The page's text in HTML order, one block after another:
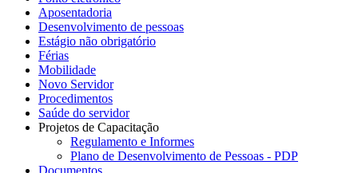
Aposentadoria
Desenvolvimento de pessoas
Estágio não obrigatório
Férias
Mobilidade
Novo Servidor
Procedimentos
Saúde do servidor
Projetos de Capacitação
Regulamento e Informes
Plano de Desenvolvimento de Pessoas - PDP
Documentos